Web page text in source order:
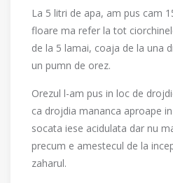
La 5 litri de apa, am pus cam
floare ma refer la tot
de la 5 lamai, coaja de la una
un pumn de orez.
Orezul l-am pus in loc de
ca drojdia mananca aproape
socata iese acidulata dar nu
precum e amestecul de la
zaharul.